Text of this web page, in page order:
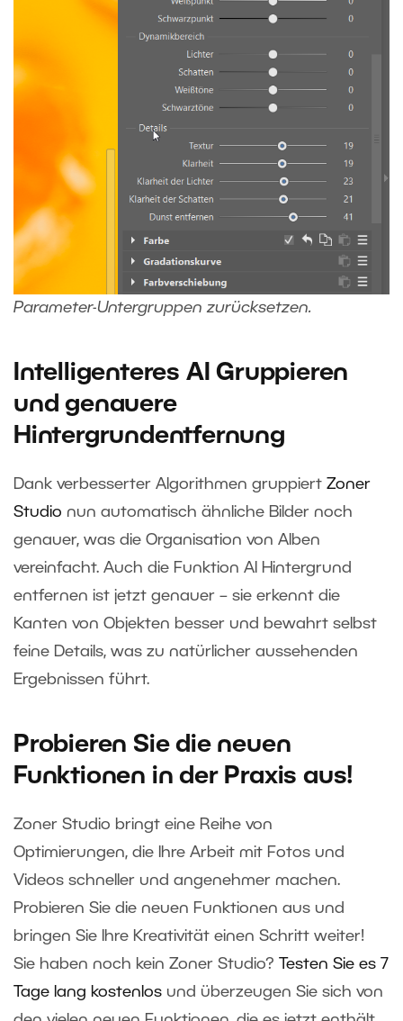
Parameter-Untergruppen zurücksetzen.
Intelligenteres AI Gruppieren
und genauere
Hintergrundentfernung
Dank verbesserter Algorithmen gruppiert Zoner
Studio nun automatisch ähnliche Bilder noch
genauer, was die Organisation von Alben
vereinfacht. Auch die Funktion AI Hintergrund
entfernen ist jetzt genauer – sie erkennt die
Kanten von Objekten besser und bewahrt selbst
feine Details, was zu natürlicher aussehenden
Ergebnissen führt.
Probieren Sie die neuen
Funktionen in der Praxis aus!
Zoner Studio bringt eine Reihe von
Optimierungen, die Ihre Arbeit mit Fotos und
Videos schneller und angenehmer machen.
Probieren Sie die neuen Funktionen aus und
bringen Sie Ihre Kreativität einen Schritt weiter!
Sie haben noch kein Zoner Studio?
Testen Sie es 7
Tage lang kostenlos und überzeugen Sie sich von